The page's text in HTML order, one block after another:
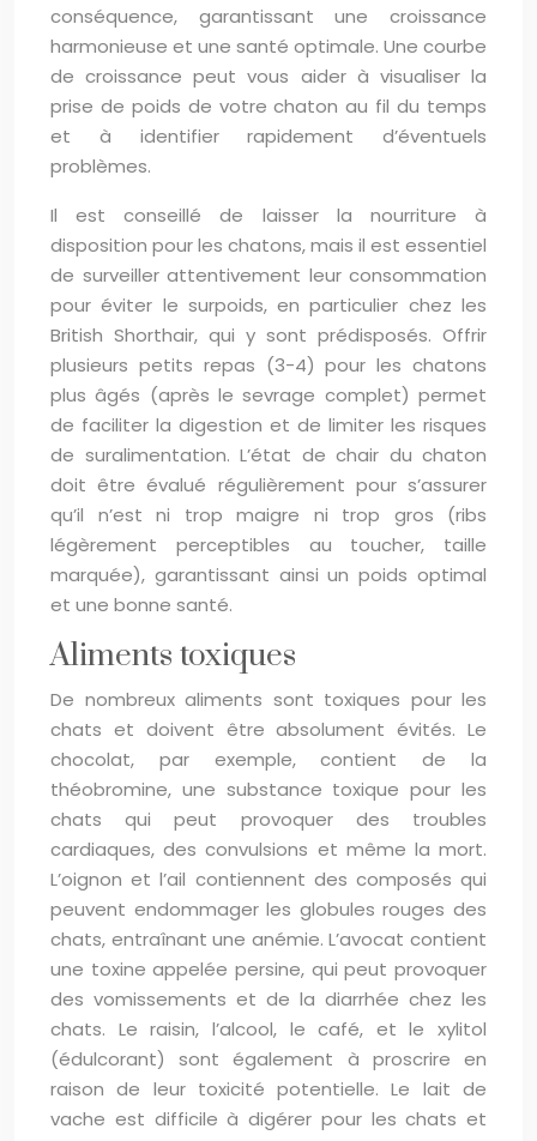
conséquence, garantissant une croissance
harmonieuse et une santé optimale. Une courbe
de croissance peut vous aider à visualiser la
prise de poids de votre chaton au fil du temps
et à identifier rapidement d’éventuels
problèmes.
Il est conseillé de laisser la nourriture à
disposition pour les chatons, mais il est essentiel
de surveiller attentivement leur consommation
pour éviter le surpoids, en particulier chez les
British Shorthair, qui y sont prédisposés. Offrir
plusieurs petits repas (3-4) pour les chatons
plus âgés (après le sevrage complet) permet
de faciliter la digestion et de limiter les risques
de suralimentation. L’état de chair du chaton
doit être évalué régulièrement pour s’assurer
qu’il n’est ni trop maigre ni trop gros (ribs
légèrement perceptibles au toucher, taille
marquée), garantissant ainsi un poids optimal
et une bonne santé.
Aliments toxiques
De nombreux aliments sont toxiques pour les
chats et doivent être absolument évités. Le
chocolat, par exemple, contient de la
théobromine, une substance toxique pour les
chats qui peut provoquer des troubles
cardiaques, des convulsions et même la mort.
L’oignon et l’ail contiennent des composés qui
peuvent endommager les globules rouges des
chats, entraînant une anémie. L’avocat contient
une toxine appelée persine, qui peut provoquer
des vomissements et de la diarrhée chez les
chats. Le raisin, l’alcool, le café, et le xylitol
(édulcorant) sont également à proscrire en
raison de leur toxicité potentielle. Le lait de
vache est difficile à digérer pour les chats et